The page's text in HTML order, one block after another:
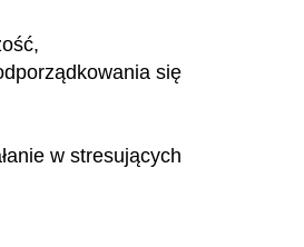
się
w stresujących